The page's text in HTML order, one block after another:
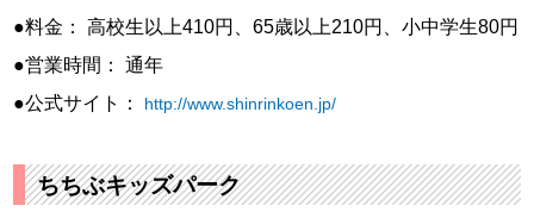
●料金： 高校生以上410円、65歳以上210円、小中学生80円
●営業時間： 通年
●公式サイト： http://www.shinrinkoen.jp/
ちちぶキッズパーク